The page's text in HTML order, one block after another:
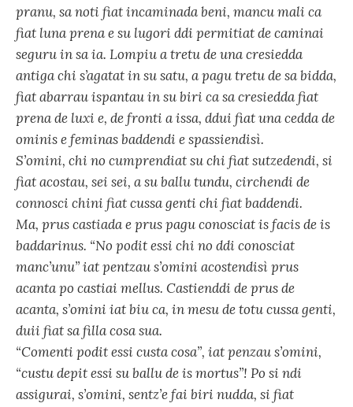
pranu, sa noti fiat incaminada beni, mancu mali ca
fiat luna prena e su lugori ddi permitiat de caminai
seguru in sa ia. Lompiu a tretu de una cresiedda
antiga chi s’agatat in su satu, a pagu tretu de sa bidda,
fiat abarrau ispantau in su biri ca sa cresiedda fiat
prena de luxi e, de fronti a issa, ddui fiat una cedda de
ominis e feminas baddendi e spassiendisì.
S’omini, chi no cumprendiat su chi fiat sutzedendi, si
fiat acostau, sei sei, a su ballu tundu, circhendi de
connosci chini fiat cussa genti chi fiat baddendi.
Ma, prus castiada e prus pagu conosciat is facis de is
baddarinus. “No podit essi chi no ddi conosciat
manc’unu” iat pentzau s’omini acostendisì prus
acanta po castiai mellus. Castienddi de prus de
acanta, s’omini iat biu ca, in mesu de totu cussa genti,
duii fiat sa filla cosa sua.
“Comenti podit essi custa cosa”, iat penzau s’omini,
“custu depit essi su ballu de is mortus”! Po si ndi
assigurai, s’omini, sentz’e fai biri nudda, si fiat